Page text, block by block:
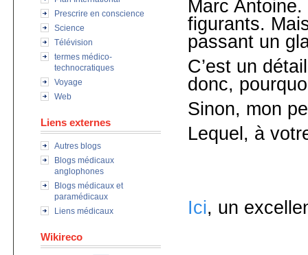
Prescrire en conscience
Science
Télévision
termes médico-
technocratiques
Voyage
Web
Liens externes
Autres blogs
Blogs médicaux
anglophones
Blogs médicaux et
paramédicaux
Liens médicaux
Wikireco
Marc
figurants.
passant un
C’est un
donc,
Sinon, mon
Lequel, à
Ici, un